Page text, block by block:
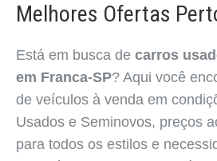
Melhores Ofertas
Está em busca de carros
em Franca-SP? Aqui você
de veículos à venda em
Usados e Seminovos, preços
para todos os estilos e